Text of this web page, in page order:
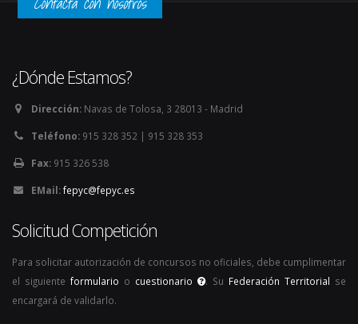
¿Dónde Estamos?
Dirección: Navas de Tolosa, 3 28013 - Madrid
Teléfono: 915 328 352 | 915 328 353
Fax: 915 326 538
EMail:fepyc@fepyc.es
Solicitud Competición
Para solicitar autorización de concursos no oficiales, debe cumplimentar
el siguiente formulario o cuestionario . Su Federación Territorial se
encargará de validarlo.